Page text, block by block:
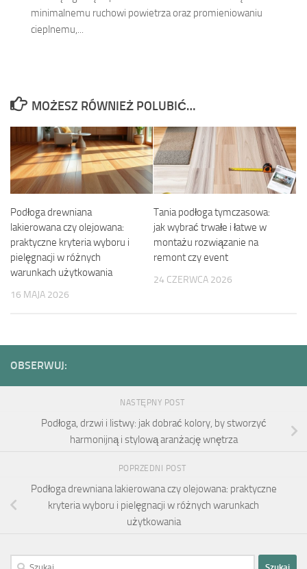
minimalnemu ruchowi powietrza oraz promieniowaniu
cieplnemu,...
MOŻESZ RÓWNIEŻ POLUBIĆ…
Podłoga drewniana
lakierowana czy olejowana:
praktyczne kryteria wyboru i
pielęgnacji w różnych
warunkach użytkowania
16 MAJA 2026
Tania podłoga tymczasowa:
jak wybrać trwałe i łatwe w
montażu rozwiązanie na
remont czy event
24 CZERWCA 2026
OBSERWUJ:
NASTĘPNY POST
Podłoga, drzwi i listwy: jak dobrać kolory, by stworzyć
harmonijną i stylową aranżację wnętrza
POPRZEDNI POST
Podłoga drewniana lakierowana czy olejowana: praktyczne
kryteria wyboru i pielęgnacji w różnych warunkach
użytkowania
Szukaj: